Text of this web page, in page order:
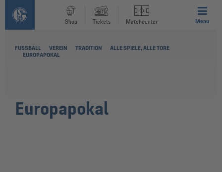
Shop Tickets Matchcenter Menu
FUSSBALL VEREIN TRADITION
ALLE SPIELE, ALLE TORE
EUROPAPOKAL
Europapokal